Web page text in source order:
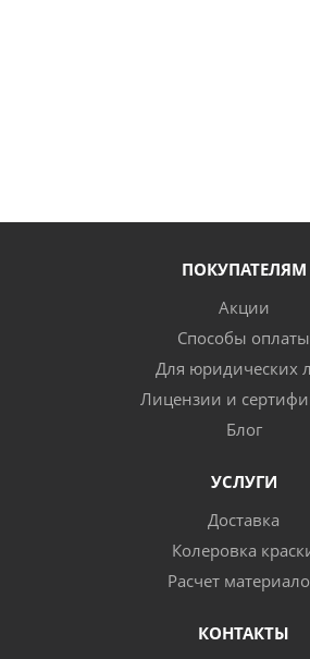
ПОКУПАТЕЛЯМ
Акции
Способы оплаты
Для юридических
Лицензии и
Блог
УСЛУГИ
Доставка
Колеровка
Расчет
КОНТАКТЫ